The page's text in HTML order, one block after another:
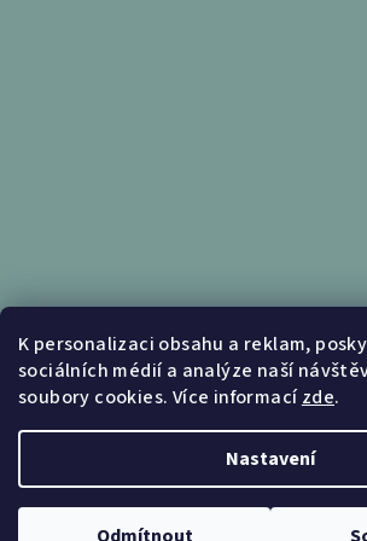
K personalizaci obsahu a reklam,
sociálních médií a analýze naší
soubory cookies. Více informacízde.
Nastavení
Informace pro vás
Obchodní podmínky
Upravit nastavení cookies